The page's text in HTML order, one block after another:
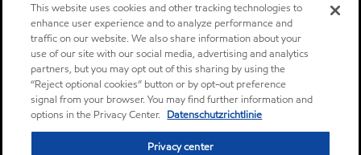
This website uses cookies and other tracking technologies to
enhance user experience and to analyze performance and
traffic on our website. We also share information about your
use of our site with our social media, advertising and analytics
partners, but you may opt out of this sharing by using the
“Reject optional cookies” button or by opt-out preference
signal from your browser. You may find further information and
options in the Privacy Center. Datenschutzrichtlinie
Privacy center